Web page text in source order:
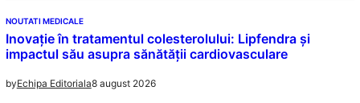
NOUTATI MEDICALE
Inovație în tratamentul colesterolului: Lipfendra și
impactul său asupra sănătății cardiovasculare
byEchipa Editoriala8 august 2026